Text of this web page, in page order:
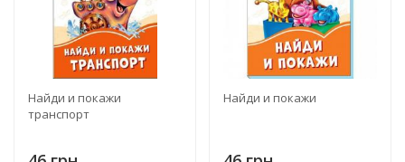
Найди и покажи
транспорт
Найди и покажи